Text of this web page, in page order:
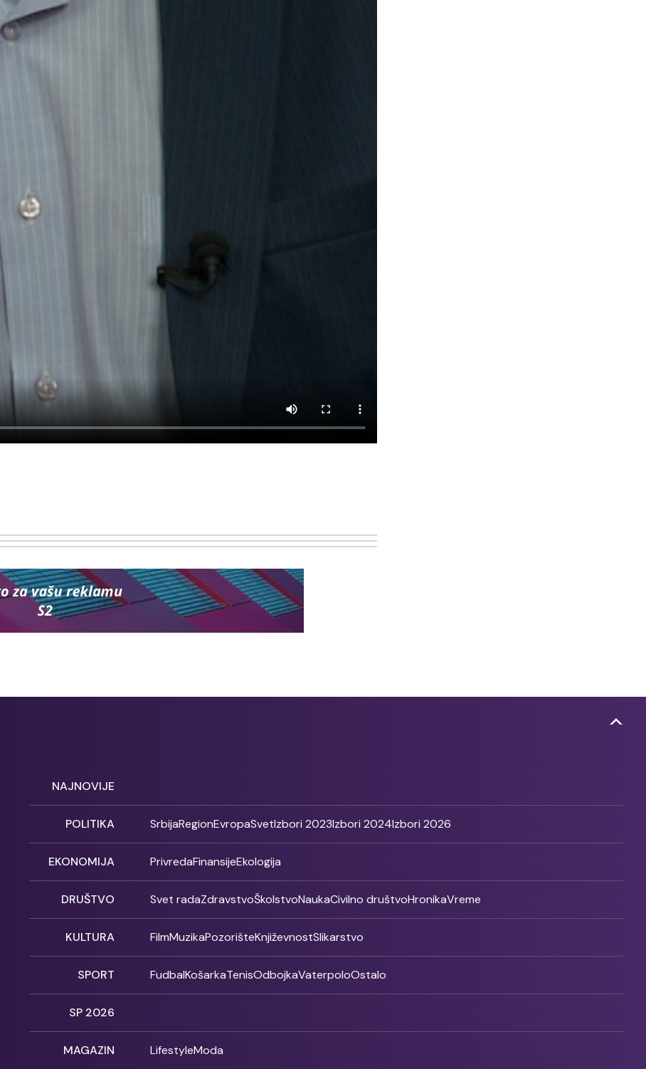
NAJNOVIJE
POLITIKA SrbijaRegionEvropaSvetIzbori 2023Izbori 2024Izbori 2026
EKONOMIJA PrivredaFinansijeEkologija
DRUŠTVO Svet radaZdravstvoŠkolstvoNaukaCivilno društvoHronikaVreme
KULTURA FilmMuzikaPozorišteKnjiževnostSlikarstvo
SPORT FudbalKošarkaTenisOdbojkaVaterpoloOstalo
SP 2026
MAGAZIN LifestyleModa